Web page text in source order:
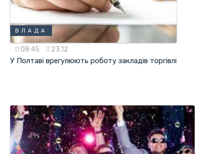
ВЛАДА
08:45 23.12
У Полтаві врегулюють роботу закладів торгівлі